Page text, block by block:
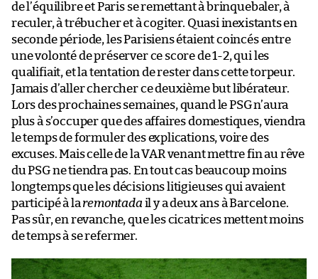
de l’équilibre et Paris se remettant à brinquebaler, à
reculer, à trébucher et à cogiter. Quasi inexistants en
seconde période, les Parisiens étaient coincés entre
une volonté de préserver ce score de 1-2, qui les
qualifiait, et la tentation de rester dans cette torpeur.
Jamais d’aller chercher ce deuxième but libérateur.
Lors des prochaines semaines, quand le PSG n’aura
plus à s’occuper que des affaires domestiques, viendra
le temps de formuler des explications, voire des
excuses. Mais celle de la VAR venant mettre fin au rêve
du PSG ne tiendra pas. En tout cas beaucoup moins
longtemps que les décisions litigieuses qui avaient
participé à la remontada il y a deux ans à Barcelone.
Pas sûr, en revanche, que les cicatrices mettent moins
de temps à se refermer.